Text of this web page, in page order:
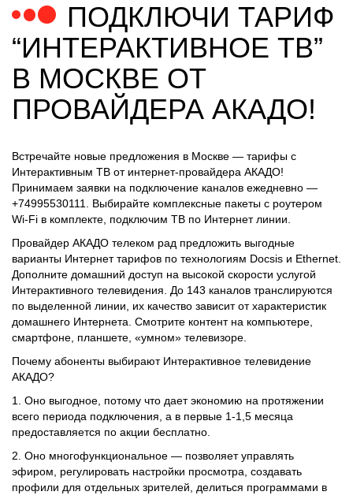
ПОДКЛЮЧИ ТАРИФ
“ИНТЕРАКТИВНОЕ ТВ”
В МОСКВЕ ОТ
ПРОВАЙДЕРА АКАДО!
Встречайте новые предложения в Москве — тарифы с
Интерактивным ТВ от интернет-провайдера АКАДО!
Принимаем заявки на подключение каналов ежедневно —
+74995530111. Выбирайте комплексные пакеты с роутером
Wi-Fi в комплекте, подключим ТВ по Интернет линии.
Провайдер АКАДО телеком рад предложить выгодные
варианты Интернет тарифов по технологиям Docsis и Ethernet.
Дополните домашний доступ на высокой скорости услугой
Интерактивного телевидения. До 143 каналов транслируются
по выделенной линии, их качество зависит от характеристик
домашнего Интернета. Смотрите контент на компьютере,
смартфоне, планшете, «умном» телевизоре.
Почему абоненты выбирают Интерактивное телевидение
АКАДО?
1. Оно выгодное, потому что дает экономию на протяжении
всего периода подключения, а в первые 1-1,5 месяца
предоставляется по акции бесплатно.
2. Оно многофункциональное — позволяет управлять
эфиром, регулировать настройки просмотра, создавать
профили для отдельных зрителей, делиться программами в